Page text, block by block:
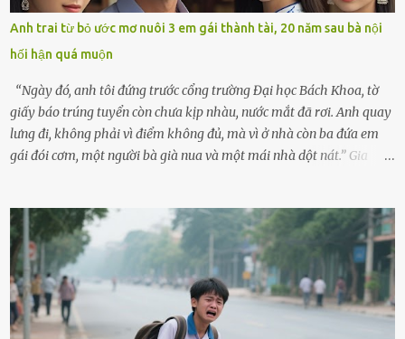
lòng cũng rộn ràng. Bà vốn ít có dịp đi xa vì còn bận buôn bán ở chợ,
nên lần này cũng đành ở nhà. Thảo ôm chầm lấy mẹ trước khi đi:
“Con sẽ nhặt thật nhiều vỏ sò cho mẹ nhé!” Chiếc xe khách lăn
bánh rời khỏi bến...
Anh trai từ bỏ ước mơ nuôi 3 em gái thành tài, 20 năm sau bà nội
hối hận quá muộn
“Ngày đó, anh tôi đứng trước cổng trường Đại học Bách Khoa, tờ
giấy báo trúng tuyển còn chưa kịp nhàu, nước mắt đã rơi. Anh quay
lưng đi, không phải vì điểm không đủ, mà vì ở nhà còn ba đứa em
gái đói cơm, một người bà già nua và một mái nhà dột nát.” Gia
có tin tức. Mọi gánh nặng đổ dồn lên đôi vai gầy guộc của bà nội –
cụ Nguyễn Thị Đào – và cậu con trai cả là Trí, lúc đó mới chỉ 17 tuổi.
Trí là học sinh giỏi toàn huyện, học lớp 12 nhưng đã biết làm ruộng,
làm thuê, biết đi cày thuê từ 4h sáng rồi lại tất tả về đi học. Người
trong làng thương lắm, bảo: “Thằng Trí học giỏi mà hiền, sau này
nên ông này bà nọ đó!” Trí có ba cô em gái: Mai, Lan và Hương – ba